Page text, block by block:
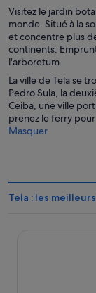
Visitez le jardin
monde. Situé à la
et concentre plus
continents.
l'arboretum.
La ville de Tela se
Pedro Sula, la
Ceiba, une ville
prenez le ferry
Masquer
Tela : les